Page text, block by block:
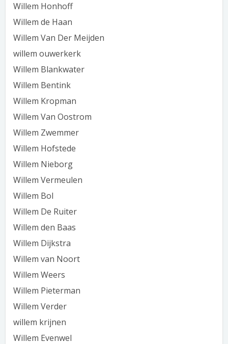
Willem Honhoff
Willem de Haan
Willem Van Der Meijden
willem ouwerkerk
Willem Blankwater
Willem Bentink
Willem Kropman
Willem Van Oostrom
Willem Zwemmer
Willem Hofstede
Willem Nieborg
Willem Vermeulen
Willem Bol
Willem De Ruiter
Willem den Baas
Willem Dijkstra
Willem van Noort
Willem Weers
Willem Pieterman
Willem Verder
willem krijnen
Willem Evenwel